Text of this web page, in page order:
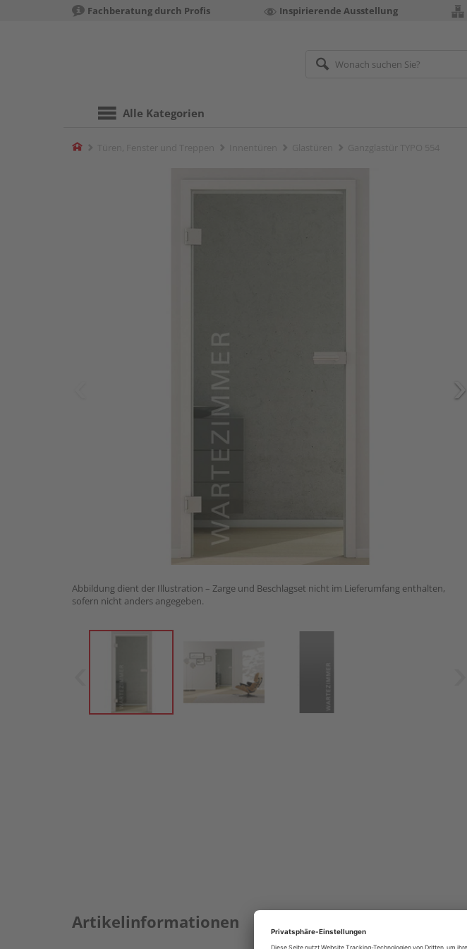
Fachberatung durch Profis Inspirierende Ausstellung
Alle Kategorien
Home
Abbildung dient der Illustration – Zarge und Beschlagset nicht im Lieferumfang enthalten,
sofern nicht anders angegeben.
Artikelinformationen